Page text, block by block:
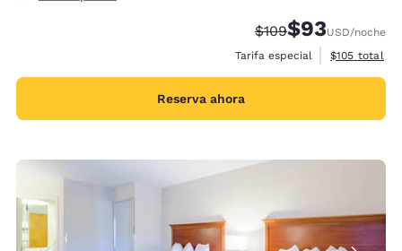
Tarifa tachada:
$109Tarifa reducida:
$93USD/noche
Tarifa especial
Ver detalles
$105 total
Reserva ahora